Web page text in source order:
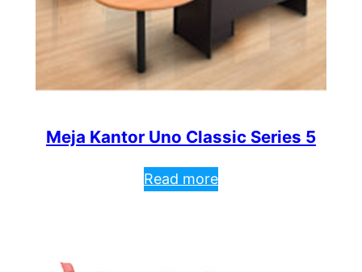
Meja Kantor Uno Classic Series 5
Read more